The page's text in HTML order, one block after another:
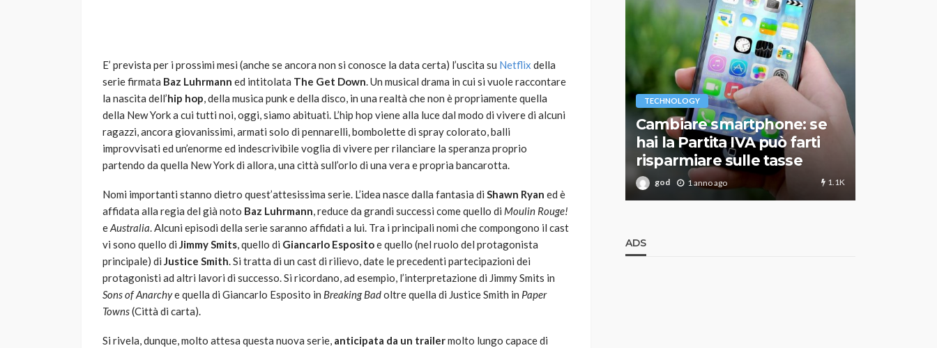
E’ prevista per i prossimi mesi (anche se ancora non si conosce la data certa) l’uscita su Netflix della
serie firmata Baz Luhrmann ed intitolata The Get Down. Un musical drama in cui si vuole raccontare
la nascita dell’hip hop, della musica punk e della disco, in una realtà che non è propriamente quella
della New York a cui tutti noi, oggi, siamo abituati. L’hip hop viene alla luce dal modo di vivere di alcuni
ragazzi, ancora giovanissimi, armati solo di pennarelli, bombolette di spray colorato, balli
improvvisati ed un’enorme ed indescrivibile voglia di vivere per rilanciare la speranza proprio
partendo da quella New York di allora, una città sull’orlo di una vera e propria bancarotta.
Nomi importanti stanno dietro quest’attesissima serie. L’idea nasce dalla fantasia di Shawn Ryan ed è
affidata alla regia del già noto Baz Luhrmann, reduce da grandi successi come quello di Moulin Rouge!
eAustralia. Alcuni episodi della serie saranno affidati a lui. Tra i principali nomi che compongono il cast
vi sono quello di Jimmy Smits, quello di Giancarlo Espositoe quello (nel ruolo del protagonista
principale) di Justice Smith. Si tratta di un cast di rilievo, date le precedenti partecipazioni dei
protagonisti ad altri lavori di successo. Si ricordano, ad esempio, l’interpretazione di Jimmy Smits in
Sons of Anarchye quella di Giancarlo Esposito in Breaking Badoltre quella di Justice Smith in Paper
Towns(Città di carta).
Si rivela, dunque, molto attesa questa nuova serie, anticipata da un trailermolto lungo capace di
VARIE
Robot tagliaerba: quale
scegliere per il tuo prato
AUTO SPORT
MG alle Final 8 di Coppa
Davis: tennis mondiale e
passione per
l’automobilismo
abbracciano la stessa causa
TECHNOLOGY
Cambiare smartphone: se
hai la Partita IVA può farti
risparmiare sulle tasse
god 1 anno ago 1.1K
ADS